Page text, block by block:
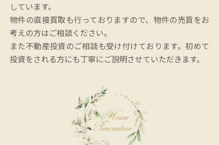
しています。
物件の直接買取も行っておりますので、物件の売買をお
考えの方はご相談ください。
また不動産投資のご相談も受け付けております。初めて
投資をされる方にも丁寧にご説明させていただきます。